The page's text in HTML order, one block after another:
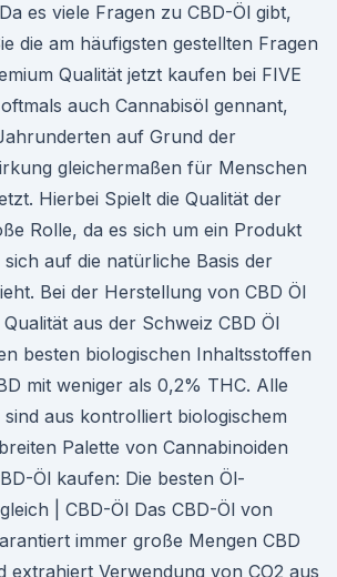
es viele Fragen zu CBD-Öl gibt,
die am häufigsten gestellten Fragen
Qualität jetzt kaufen bei FIVE
auch Cannabisöl gennant,
auf Grund der
gleichermaßen für Menschen
Hierbei Spielt die Qualität der
Rolle, da es sich um ein Produkt
auf die natürliche Basis der
Bei der Herstellung von CBD Öl
aus der Schweiz CBD Öl
besten biologischen Inhaltsstoffen
mit weniger als 0,2% THC. Alle
aus kontrolliert biologischem
Palette von Cannabinoiden
Öl kaufen: Die besten Öl-
| CBD-Öl Das CBD-Öl von
immer große Mengen CBD
extrahiert Verwendung von CO2 aus